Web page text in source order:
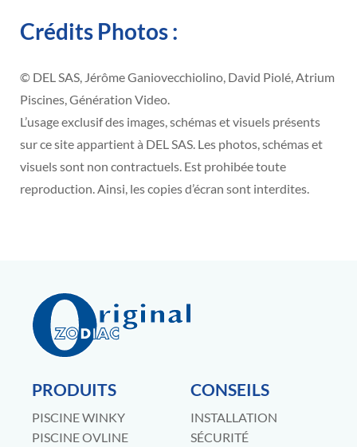
Crédits Photos :
© DEL SAS, Jérôme Ganiovecchiolino, David Piolé, Atrium
Piscines, Génération Video.
L’usage exclusif des images, schémas et visuels présents
sur ce site appartient à DEL SAS. Les photos, schémas et
visuels sont non contractuels. Est prohibée toute
reproduction. Ainsi, les copies d’écran sont interdites.
PRODUITS
PISCINE WINKY
PISCINE OVLINE
CONSEILS
INSTALLATION
SÉCURITÉ